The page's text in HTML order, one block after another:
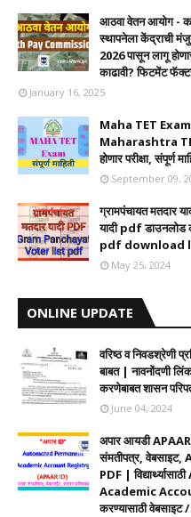
आठवा वेतन आयोग -
स्थापनेला
2026 पासून लागू
काढावी? फिटमेंट
January 16, 2025
Maha TET Exam
Maharashtra
होणार परीक्षा,
September 09,
ग्रामपंचायत मतदार
यादी pdf
pdf download
May 25, 2024
ONLINE UPDATE
वरिष्ठ व निवडश्रेणी
बाबत | नावनोंदणी
करणेबाबत शासन
June 04, 2024
अपार आयडी APAAR
संमतीपत्र,
PDF |
Academic
करण्यासाठी वेबसाइट /